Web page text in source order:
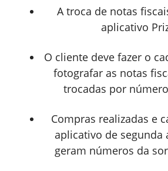
A troca de notas
aplicativo
O cliente deve fazer o
fotografar as notas
trocadas por
Compras realizadas e
aplicativo de segunda
geram números da